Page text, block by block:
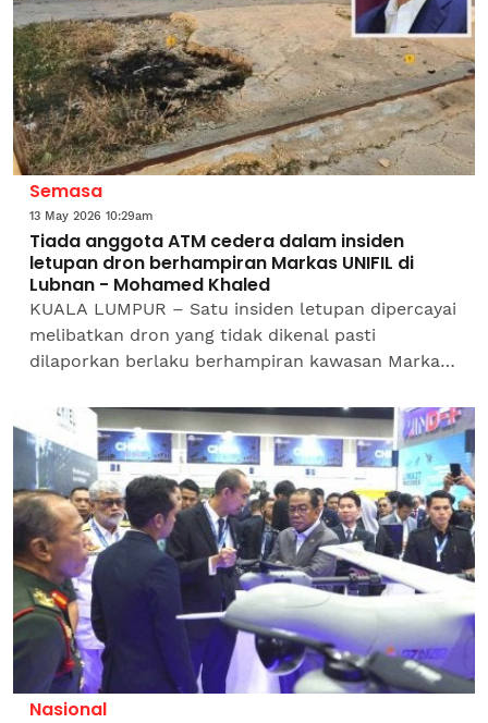
Semasa
13 May 2026 10:29am
Tiada anggota ATM cedera dalam insiden
letupan dron berhampiran Markas UNIFIL di
Lubnan - Mohamed Khaled
KUALA LUMPUR – Satu insiden letupan dipercayai
melibatkan dron yang tidak dikenal pasti
dilaporkan berlaku berhampiran kawasan Markas
Bersatu di Lubnan...
Nasional